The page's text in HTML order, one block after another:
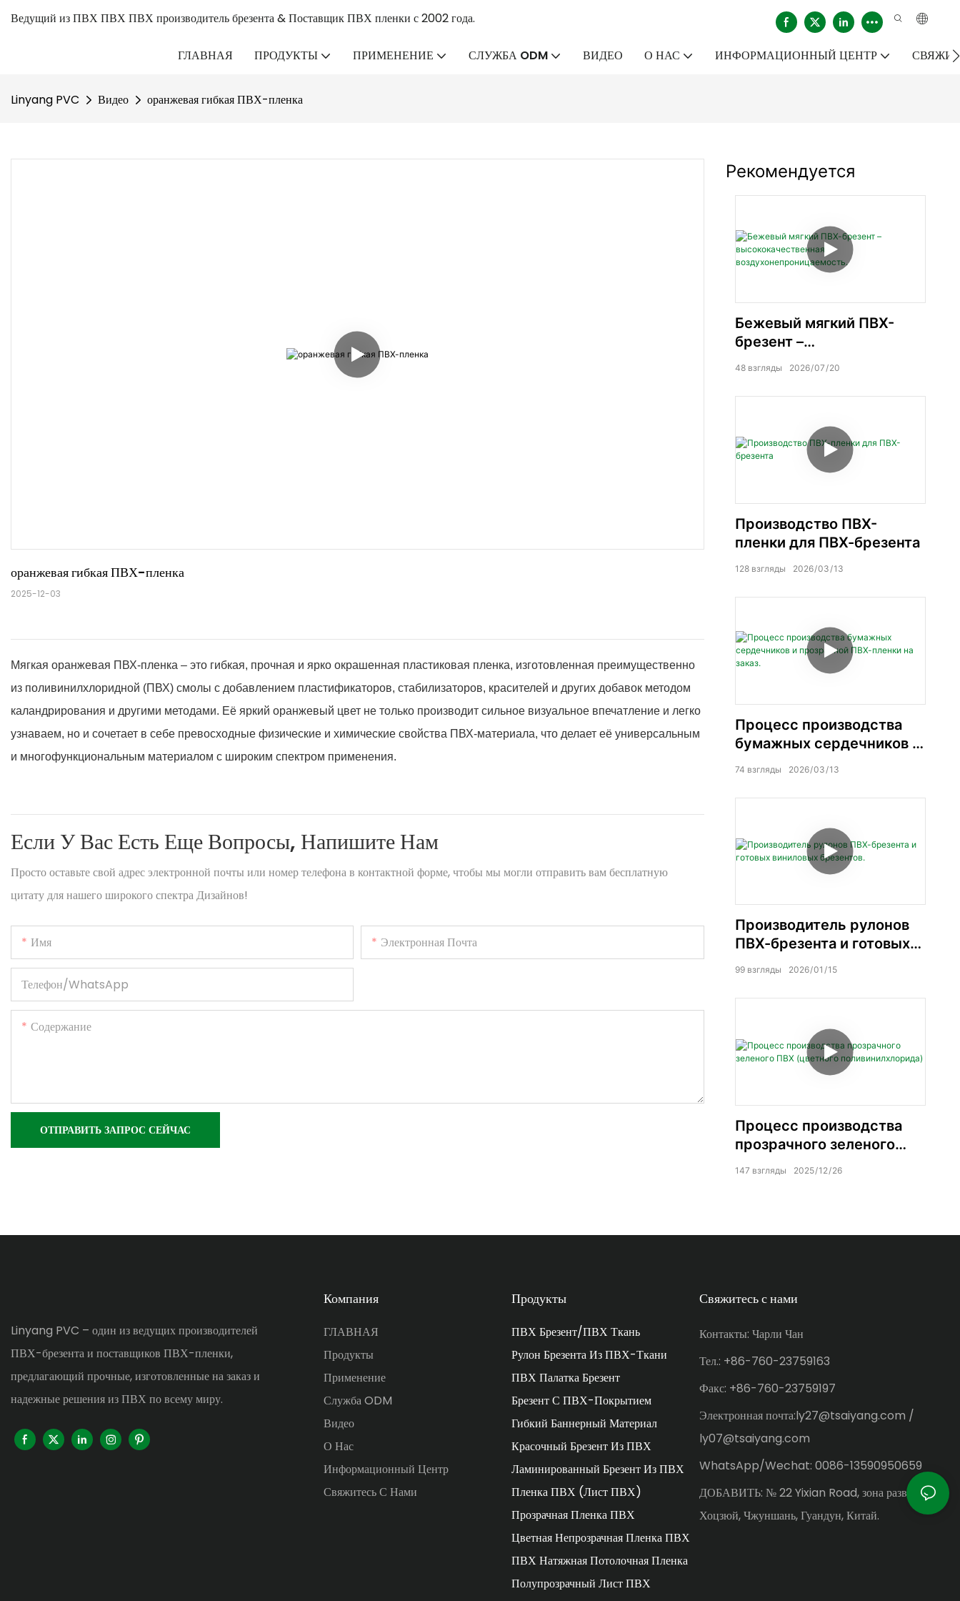
Ведущий из ПВХ ПВХ ПВХ производитель брезента & Поставщик ПВХ пленки с 2002 года.
ГЛАВНАЯ ПРОДУКТЫ ПРИМЕНЕНИЕ СЛУЖБА ODM ВИДЕО О НАС ИНФОРМАЦИОННЫЙ ЦЕНТР
Linyang PVC Видео оранжевая гибкая ПВХ-пленка
оранжевая гибкая ПВХ-пленка
2025-12-03
Мягкая оранжевая ПВХ-пленка – это гибкая, прочная и ярко окрашенная пластиковая пленка, изготовленная преимущественно
из поливинилхлоридной (ПВХ) смолы с добавлением пластификаторов, стабилизаторов, красителей и других добавок методом
каландрирования и другими методами. Её яркий оранжевый цвет не только производит сильное визуальное впечатление и легко
узнаваем, но и сочетает в себе превосходные физические и химические свойства ПВХ-материала, что делает её универсальным
и многофункциональным материалом с широким спектром применения.
Если У Вас Есть Еще Вопросы, Напишите Нам
Просто оставьте свой адрес электронной почты или номер телефона в контактной форме, чтобы мы могли отправить вам бесплатную
цитату для нашего широкого спектра Дизайнов!
Имя Электронная Почта
Телефон/WhatsApp
Содержание
ОТПРАВИТЬ ЗАПРОС СЕЙЧАС
Рекомендуется
Бежевый мягкий ПВХ-
брезент –
высококачественная
.
2026 07 20
48 взгляды
Производство ПВХ-
пленки для ПВХ-брезента
2026 03 13
128 взгляды
Процесс производства
бумажных сердечников и
2026 03 13
74 взгляды
Производитель рулонов
ПВХ-брезента и готовых
виниловых брезентов.
2026 01 15
99 взгляды
Процесс производства
прозрачного зеленого
ПВХ (цветного
2025 12 26
147 взгляды
Linyang PVC – один из ведущих производителей
ПВХ-брезента и поставщиков ПВХ-пленки,
предлагающий прочные, изготовленные на заказ и
надежные решения из ПВХ по всему миру.
Компания
ГЛАВНАЯ
Продукты
Применение
Служба ODM
Видео
О Нас
Информационный Центр
Свяжитесь С Нами
Продукты
ПВХ Брезент/ПВХ Ткань
Рулон Брезента Из ПВХ-Ткани
ПВХ Палатка Брезент
Брезент С ПВХ-Покрытием
Гибкий Баннерный Материал
Красочный Брезент Из ПВХ
Ламинированный Брезент Из ПВХ
Пленка ПВХ (Лист ПВХ)
Прозрачная Пленка ПВХ
Цветная Непрозрачная Пленка ПВХ
ПВХ Натяжная Потолочная Пленка
Полупрозрачный Лист ПВХ
Свяжитесь с нами
Контакты: Чарли Чан
Тел.: +86-760-23759163
Факс: +86-760-23759197
Электронная почта:ly27@tsaiyang.com /
ly07@tsaiyang.com
WhatsApp/Wechat: 0086-13590950659
ДОБАВИТЬ: № 22 Yixian Road, зона развития
Хоцзюй, Чжуншань, Гуандун, Китай.